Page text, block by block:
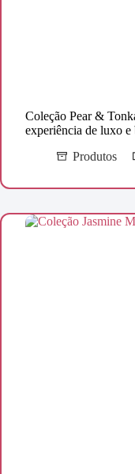
Coleção Pear &
experiência de luxo e
Produtos